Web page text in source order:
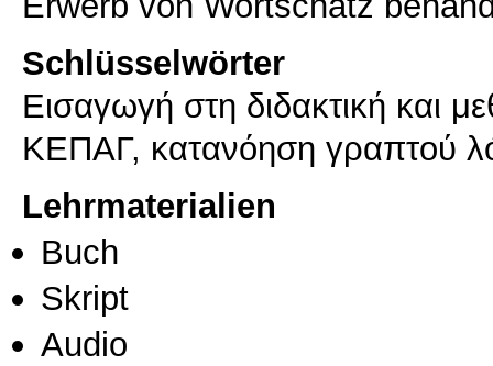
Schlüsselwörter
Εισαγωγή στη διδακτική
ΚΕΠΑΓ, κατανόηση γραπτού
Lehrmaterialien
Buch
Skript
Audio